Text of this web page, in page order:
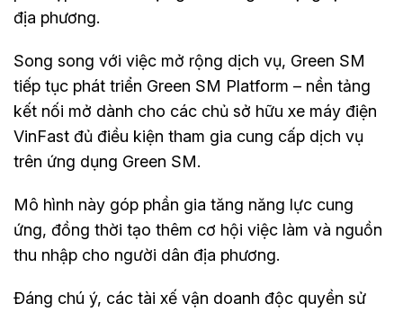
địa phương.
Song song với việc mở rộng dịch vụ, Green SM
tiếp tục phát triển Green SM Platform – nền tảng
kết nối mở dành cho các chủ sở hữu xe máy điện
VinFast đủ điều kiện tham gia cung cấp dịch vụ
trên ứng dụng Green SM.
Mô hình này góp phần gia tăng năng lực cung
ứng, đồng thời tạo thêm cơ hội việc làm và nguồn
thu nhập cho người dân địa phương.
Đáng chú ý, các tài xế vận doanh độc quyền sử